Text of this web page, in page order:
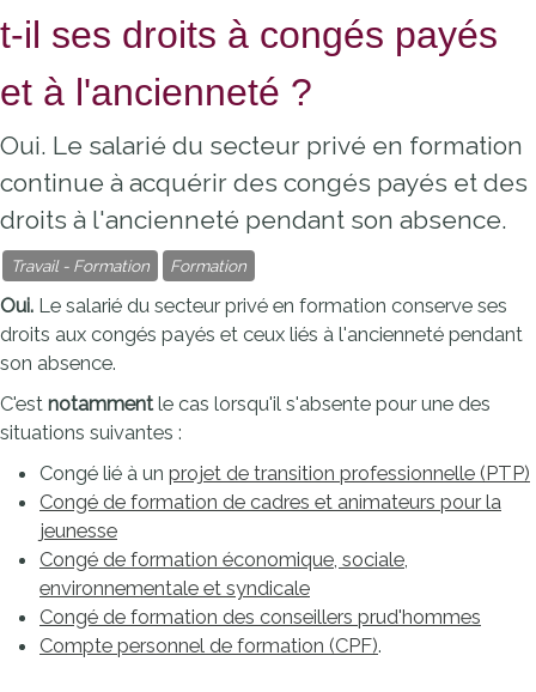
t-il ses droits à congés payés
et à l'ancienneté ?
Oui. Le salarié du secteur privé en formation
continue à acquérir des congés payés et des
droits à l'ancienneté pendant son absence.
Travail - Formation Formation
Oui. Le salarié du secteur privé en formation conserve ses
droits aux congés payés et ceux liés à l'ancienneté pendant
son absence.
C'est notammentle cas lorsqu'il s'absente pour une des
situations suivantes :
Congé lié à un projet de transition professionnelle (PTP)
Congé de formation de cadres et animateurs pour la
jeunesse
Congé de formation économique, sociale,
environnementale et syndicale
Congé de formation des conseillers prud'hommes
Compte personnel de formation (CPF).